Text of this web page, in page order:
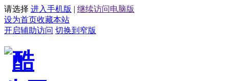
请选择 进入手机版 | 继续访问电脑版
设为首页收藏本站
开启辅助访问 切换到窄版